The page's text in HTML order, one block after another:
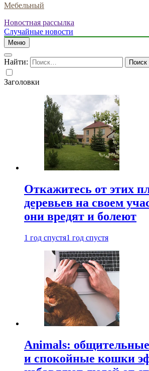
Мебельный
Новостная рассылка
Случайные новости
Меню
Найти:
Заголовки
Откажитесь от этих
деревьев на своем
они вредят и болеют
1 год спустя1 год спустя
Animals: общительные
и спокойные кошки